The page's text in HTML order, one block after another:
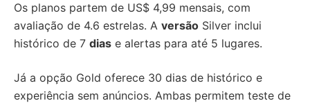
Os planos partem de US$ 4,99 mensais, com
avaliação de 4.6 estrelas. A versão Silver inclui
histórico de 7 dias e alertas para até 5 lugares.
Já a opção Gold oferece 30 dias de histórico e
experiência sem anúncios. Ambas permitem teste de